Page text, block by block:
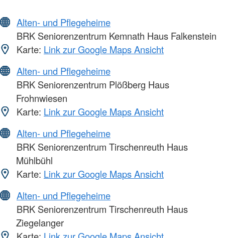
Alten- und Pflegeheime
BRK Seniorenzentrum Kemnath Haus Falkenstein
Karte: Link zur Google Maps Ansicht
Alten- und Pflegeheime
BRK Seniorenzentrum Plößberg Haus
Frohnwiesen
Karte: Link zur Google Maps Ansicht
Alten- und Pflegeheime
BRK Seniorenzentrum Tirschenreuth Haus
Mühlbühl
Karte: Link zur Google Maps Ansicht
Alten- und Pflegeheime
BRK Seniorenzentrum Tirschenreuth Haus
Ziegelanger